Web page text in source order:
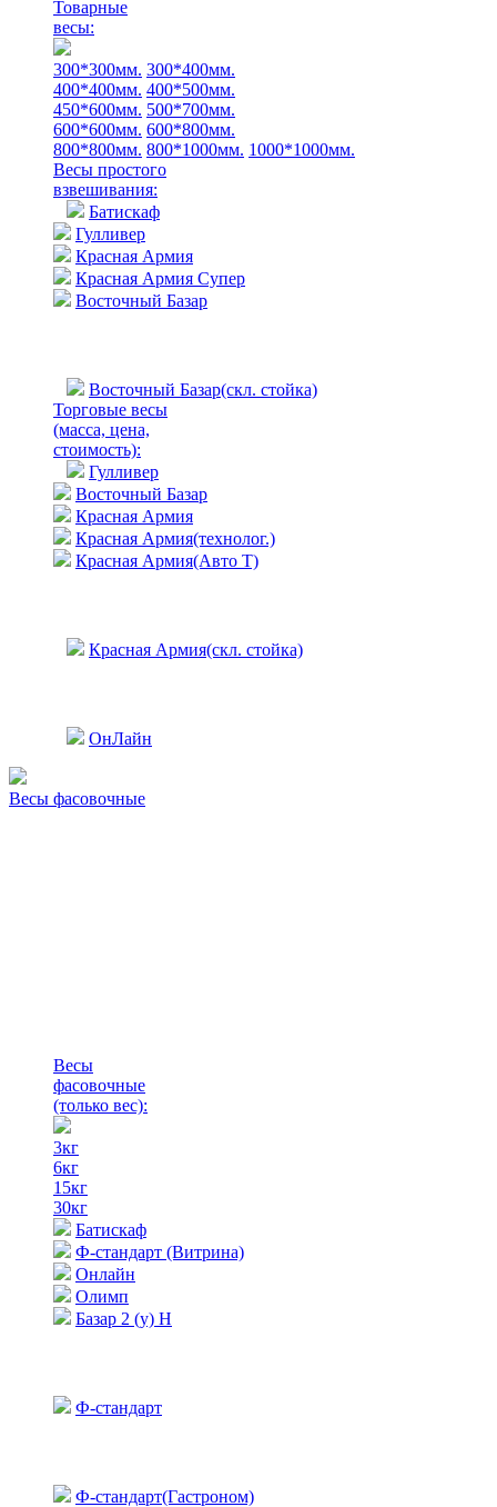
Товарные
весы:
300*300мм. 300*400мм.
400*400мм. 400*500мм.
450*600мм. 500*700мм.
600*600мм. 600*800мм.
800*800мм. 800*1000мм. 1000*1000мм.
Весы простого
взвешивания:
Батискаф
Гулливер
Красная Армия
Красная Армия Супер
Восточный Базар
Восточный Базар(скл. стойка)
Торговые весы
(масса, цена,
стоимость):
Гулливер
Восточный Базар
Красная Армия
Красная Армия(технолог.)
Красная Армия(Авто Т)
Красная Армия(скл. стойка)
ОнЛайн
Весы фасовочные
Весы
фасовочные
(только вес):
3кг
6кг
15кг
30кг
Батискаф
Ф-стандарт (Витрина)
Онлайн
Олимп
Базар 2 (у) Н
Ф-стандарт
Ф-стандарт(Гастроном)